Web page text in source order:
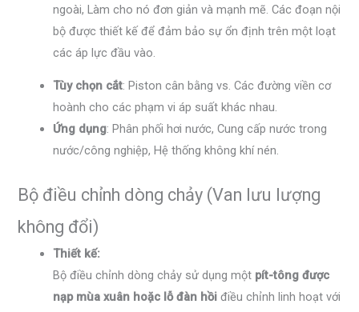
ngoài, Làm cho nó đơn giản và mạnh mẽ. Các đoạn nội
bộ được thiết kế để đảm bảo sự ổn định trên một loạt
các áp lực đầu vào.
Tùy chọn cắt: Piston cân bằng vs. Các đường viền cơ
hoành cho các phạm vi áp suất khác nhau.
Ứng dụng: Phân phối hơi nước, Cung cấp nước trong
nước/công nghiệp, Hệ thống không khí nén.
Bộ điều chỉnh dòng chảy (Van lưu lượng
không đổi)
Thiết kế:
Bộ điều chỉnh dòng chảy sử dụng một pít-tông được
nạp mùa xuân hoặc lỗ đàn hồi điều chỉnh linh hoạt với